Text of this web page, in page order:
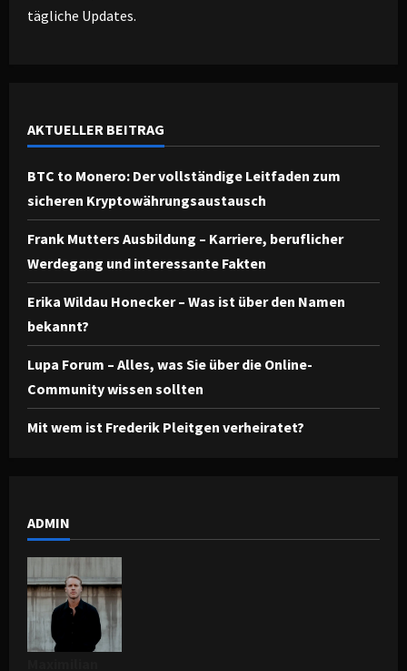
tägliche Updates.
AKTUELLER BEITRAG
BTC to Monero: Der vollständige Leitfaden zum
sicheren Kryptowährungsaustausch
Frank Mutters Ausbildung – Karriere, beruflicher
Werdegang und interessante Fakten
Erika Wildau Honecker – Was ist über den Namen
bekannt?
Lupa Forum – Alles, was Sie über die Online-
Community wissen sollten
Mit wem ist Frederik Pleitgen verheiratet?
ADMIN